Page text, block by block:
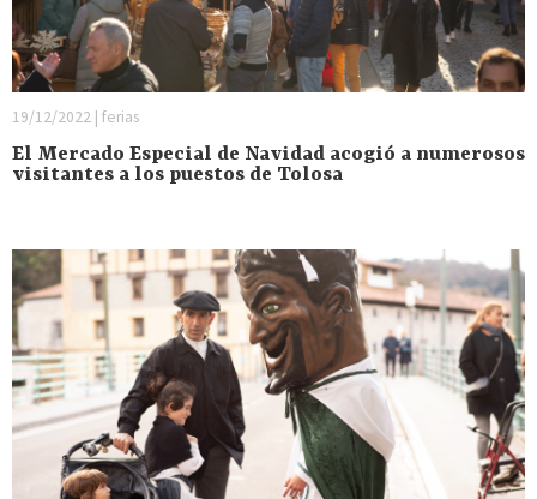
19/12/2022 | ferias
El Mercado Especial de Navidad acogió a numerosos
visitantes a los puestos de Tolosa